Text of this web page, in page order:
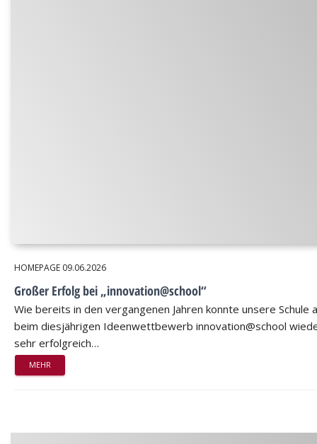
HOMEPAGE 09.06.2026
Großer Erfolg bei „innovation@school“
Wie bereits in den vergangenen Jahren konnte unsere Schule
beim diesjährigen Ideenwettbewerb innovation@school
sehr erfolgreich…
MEHR